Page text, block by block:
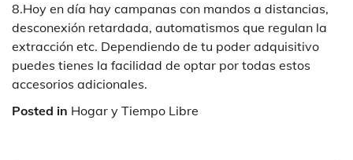
8.Hoy en día hay campanas con mandos a distancias,
desconexión retardada, automatismos que regulan la
extracción etc. Dependiendo de tu poder adquisitivo
puedes tienes la facilidad de optar por todas estos
accesorios adicionales.
Posted in Hogar y Tiempo Libre